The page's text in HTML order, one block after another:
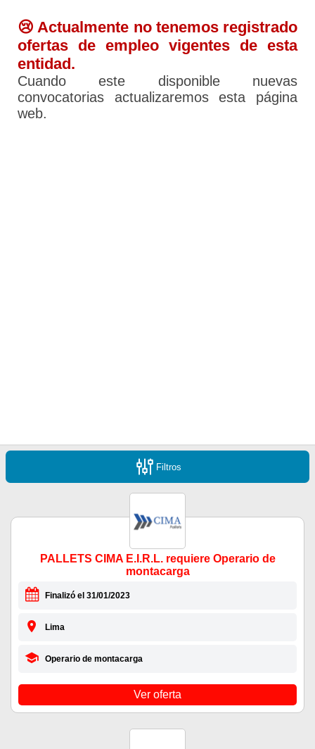
😢 Actualmente no tenemos registrado
ofertas de empleo vigentes de esta
entidad.
Cuando este disponible nuevas
convocatorias actualizaremos esta página
web.
Filtros
PALLETS CIMA E.I.R.L. requiere Operario de
montacarga
Finalizó el 31/01/2023
Lima
Operario de montacarga
Ver oferta